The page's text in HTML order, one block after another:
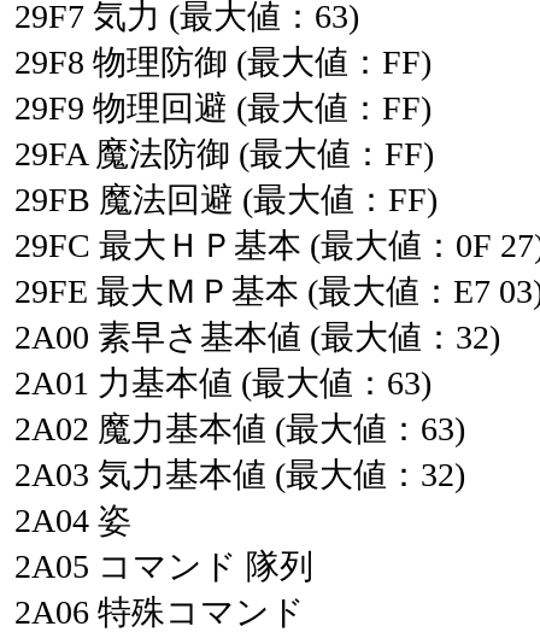
29F7 気力 (最大値：63)
29F8 物理防御 (最大値：FF)
29F9 物理回避 (最大値：FF)
29FA 魔法防御 (最大値：FF)
29FB 魔法回避 (最大値：FF)
29FC 最大ＨＰ基本 (最大値：0F
29FE 最大ＭＰ基本 (最大値：E7
2A00 素早さ基本値 (最大値：32)
2A01 力基本値 (最大値：63)
2A02 魔力基本値 (最大値：63)
2A03 気力基本値 (最大値：32)
2A04 姿
2A05 コマンド 隊列
2A06 特殊コマンド